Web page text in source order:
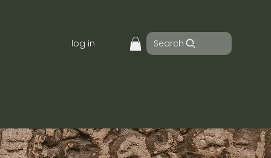
log in Search